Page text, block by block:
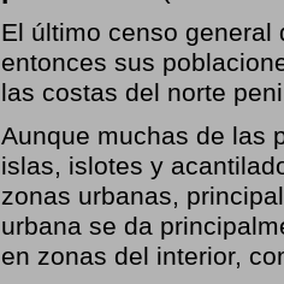
El último censo
entonces sus
las costas del norte
Aunque muchas de las
islas, islotes y
zonas urbanas,
urbana se da
en zonas del interior,